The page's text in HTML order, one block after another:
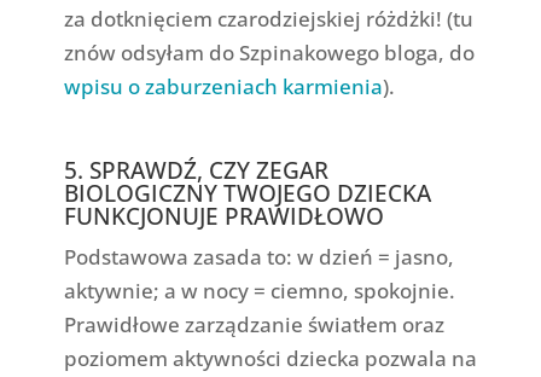
za dotknięciem czarodziejskiej różdżki! (tu
znów odsyłam do Szpinakowego bloga, do
wpisu o zaburzeniach karmienia).
5. SPRAWDŹ, CZY ZEGAR
BIOLOGICZNY TWOJEGO DZIECKA
FUNKCJONUJE PRAWIDŁOWO
Podstawowa zasada to: w dzień = jasno,
aktywnie; a w nocy = ciemno, spokojnie.
Prawidłowe zarządzanie światłem oraz
poziomem aktywności dziecka pozwala na